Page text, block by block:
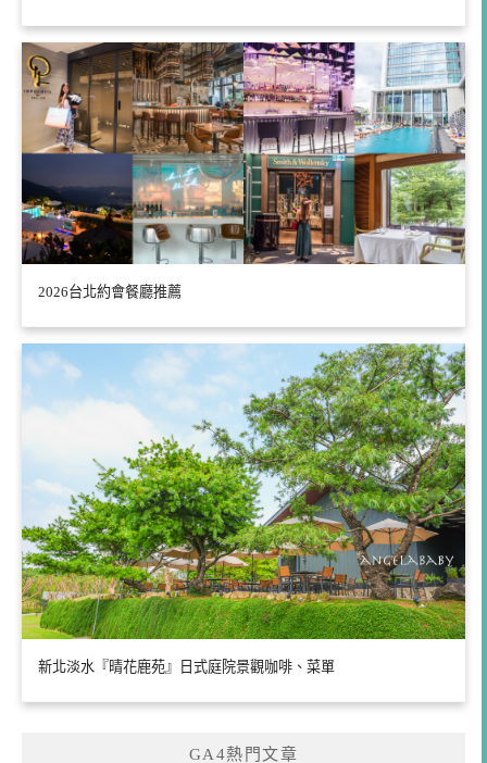
2026台北約會餐廳推薦
新北淡水『晴花鹿苑』日式庭院景觀咖啡、菜單
GA4熱門文章